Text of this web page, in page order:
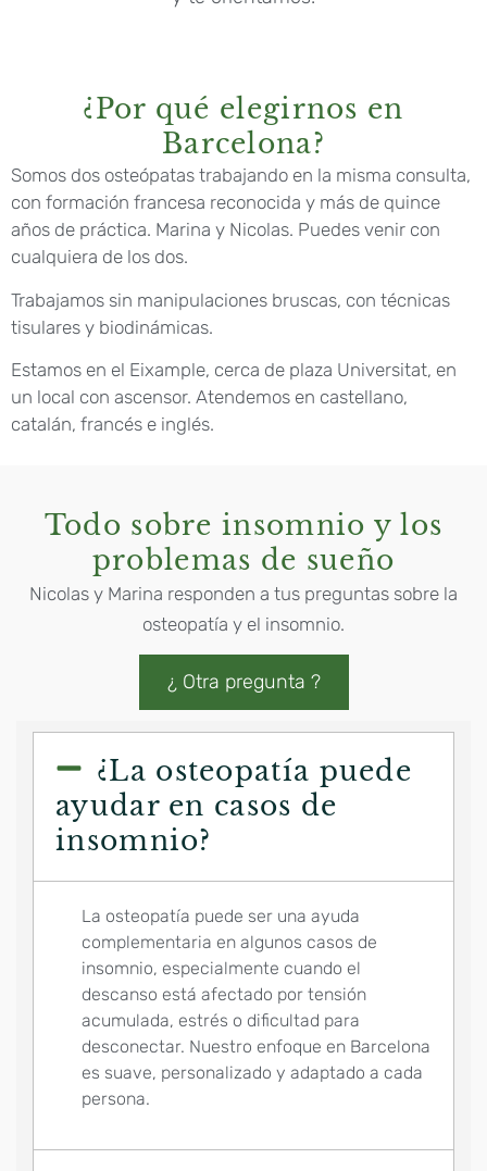
¿Por qué elegirnos en
Barcelona?
Somos dos osteópatas trabajando en la misma consulta,
con formación francesa reconocida y más de quince
años de práctica. Marina y Nicolas. Puedes venir con
cualquiera de los dos.
Trabajamos sin manipulaciones bruscas, con técnicas
tisulares y biodinámicas.
Estamos en el Eixample, cerca de plaza Universitat, en
un local con ascensor. Atendemos en castellano,
catalán, francés e inglés.
Todo sobre insomnio y los
problemas de sueño
Nicolas y Marina responden a tus preguntas sobre la
osteopatía y el insomnio.
¿ Otra pregunta ?
¿La osteopatía puede
ayudar en casos de
insomnio?
La osteopatía puede ser una ayuda
complementaria en algunos casos de
insomnio, especialmente cuando el
descanso está afectado por tensión
acumulada, estrés o dificultad para
desconectar. Nuestro enfoque en Barcelona
es suave, personalizado y adaptado a cada
persona.